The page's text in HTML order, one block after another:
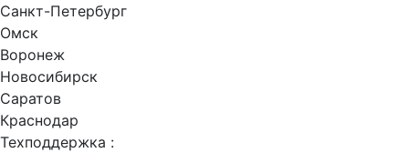
Санкт-Петербург
Омск
Воронеж
Новосибирск
Саратов
Краснодар
Техподдержка :